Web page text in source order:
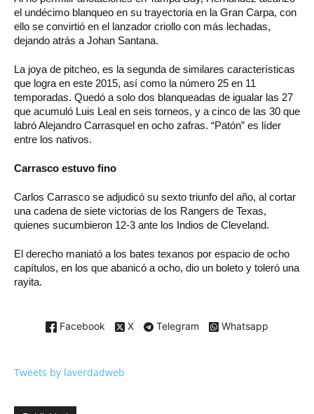
el undécimo blanqueo en su trayectoria en la Gran Carpa, con
ello se convirtió en el lanzador criollo con más lechadas,
dejando atrás a Johan Santana.
La joya de pitcheo, es la segunda de similares características
que logra en este 2015, así como la número 25 en 11
temporadas. Quedó a solo dos blanqueadas de igualar las 27
que acumuló Luis Leal en seis torneos, y a cinco de las 30 que
labró Alejandro Carrasquel en ocho zafras. “Patón” es líder
entre los nativos.
Carrasco estuvo fino
Carlos Carrasco se adjudicó su sexto triunfo del año, al cortar
una cadena de siete victorias de los Rangers de Texas,
quienes sucumbieron 12-3 ante los Indios de Cleveland.
El derecho maniató a los bates texanos por espacio de ocho
capítulos, en los que abanicó a ocho, dio un boleto y toleró una
rayita.
Facebook X Telegram Whatsapp
Tweets by laverdadweb